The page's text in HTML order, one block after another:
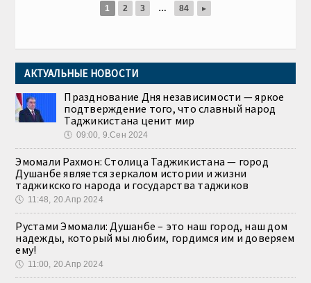
1 2 3 … 84 ▸
АКТУАЛЬНЫЕ НОВОСТИ
Празднование Дня независимости — яркое
подтверждение того, что славный народ
Таджикистана ценит мир
🕔 09:00, 9.Сен 2024
Эмомали Рахмон: Столица Таджикистана — город
Душанбе является зеркалом истории и жизни
таджикского народа и государства таджиков
🕔 11:48, 20.Апр 2024
Рустами Эмомали: Душанбе – это наш город, наш дом
надежды, который мы любим, гордимся им и доверяем
ему!
🕔 11:00, 20.Апр 2024